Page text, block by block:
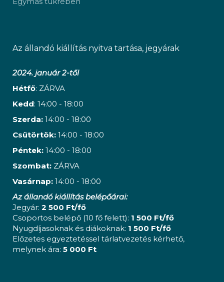
Az állandó kiállítás nyitva tartása, jegyárak
2024. január 2-től
Hétfő: ZÁRVA
Kedd: 14:00 - 18:00
Szerda: 14:00 - 18:00
Csütörtök: 14:00 - 18:00
Péntek: 14:00 - 18:00
Szombat: ZÁRVA
Vasárnap: 14:00 - 18:00
Az állandó kiállítás belépőárai:
Jegyár: 2 500 Ft/fő
Csoportos belépő (10 fő felett): 1 500 Ft/fő
Nyugdíjasoknak és diákoknak: 1 500 Ft/fő
Előzetes egyeztetéssel tárlatvezetés kérhető,
melynek ára: 5 000 Ft